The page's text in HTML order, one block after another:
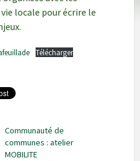
locale pour écrire le
Télécharger
Communauté de
communes : atelier
MOBILITE